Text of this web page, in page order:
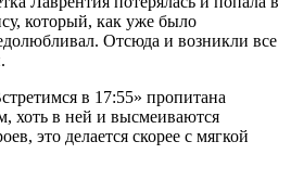
который, как уже было
Отсюда и возникли все
в 17:55» пропитана
хоть в ней и высмеиваются
это делается скорее с мягкой